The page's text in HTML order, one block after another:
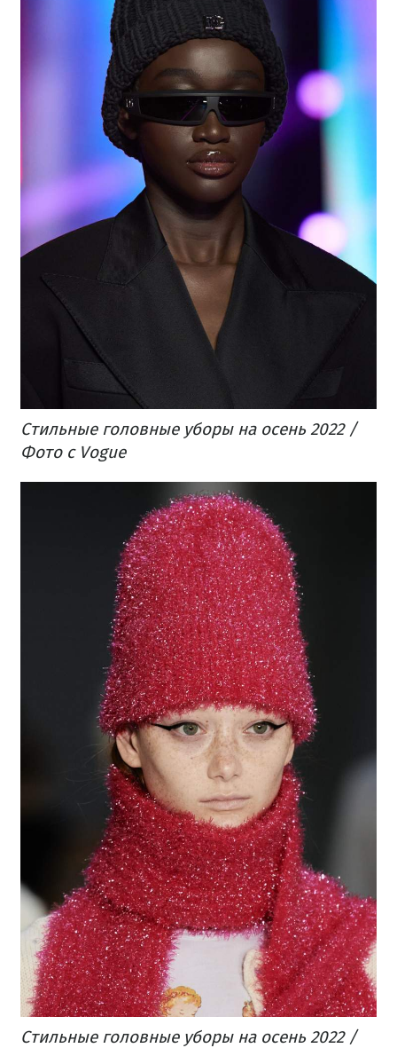
Стильные головные уборы на осень 2022 /
Фото с Vogue
Стильные головные уборы на осень 2022 /